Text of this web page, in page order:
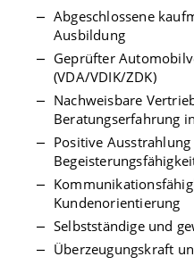
Abgeschlossene
Ausbildung
Geprüfter
(VDA/VDIK/ZDK)
Nachweisbare
Beratungserfahrung
Positive Ausstrahlung
Kundenorientierung
Selbstständige und
Überzeugungskraft